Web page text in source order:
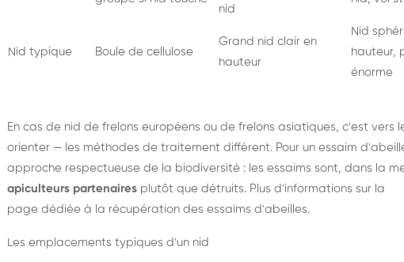
nid
Nid typique Boule de cellulose
Grand nid clair en
hauteur
Nid
hauteur,
énorme
En cas de nid de frelons européens ou de frelons asiatiques, c'est vers
orienter — les méthodes de traitement diffèrent. Pour un essaim
approche respectueuse de la biodiversité : les essaims sont, dans la
apiculteurs partenaires plutôt que détruits. Plus d'informations sur la
page dédiée à la récupération des essaims d'abeilles.
Les emplacements typiques d'un nid